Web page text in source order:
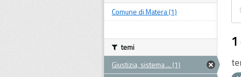
Comune di Matera (1)
temi
Giustizia, sistema ... (1)